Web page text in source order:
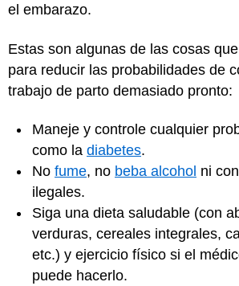
el embarazo.
Estas son algunas de las cosas
para reducir las probabilidades de
trabajo de parto demasiado pronto:
Maneje y controle cualquier
como la diabetes.
No fume, no beba alcohol ni
ilegales.
Siga una dieta saludable (con
verduras, cereales integrales,
etc.) y ejercicio físico si el
puede hacerlo.